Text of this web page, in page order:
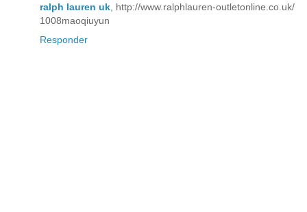
ralph lauren uk, http://www.ralphlauren-outletonline.co.uk/
1008maoqiuyun
Responder